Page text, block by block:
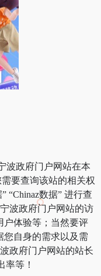
波政府门户网站在本
需要查询该站的相关权
“Chinaz数据” 进行查
波政府门户网站的访
户体验等；当然要评
您自身的需求以及需
政府门户网站的站长
率等！